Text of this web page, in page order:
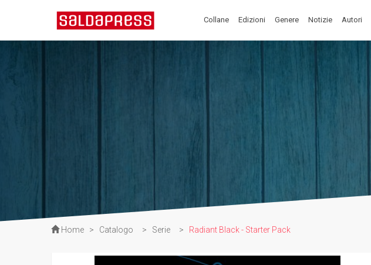
Collane Edizioni Genere Notizie Autori
Home > Catalogo > Serie > Radiant Black - Starter Pack